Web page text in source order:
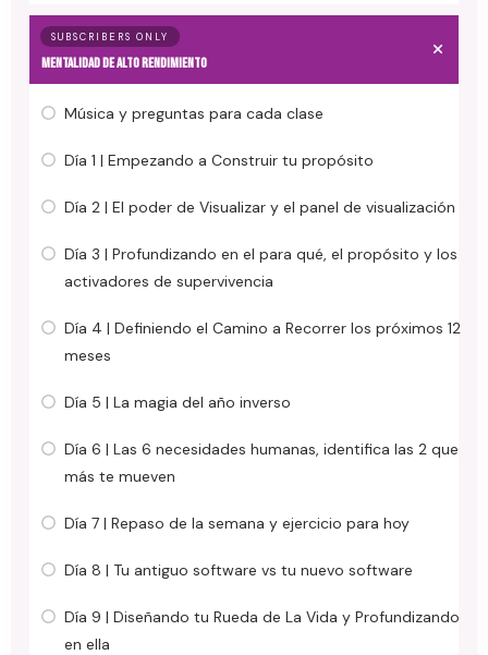
SUBSCRIBERS ONLY
MENTALIDAD DE ALTO RENDIMIENTO
Música y preguntas para cada clase
Día 1 | Empezando a Construir tu propósito
Día 2 | El poder de Visualizar y el panel de visualización
Día 3 | Profundizando en el para qué, el propósito y los
activadores de supervivencia
Día 4 | Definiendo el Camino a Recorrer los próximos 12
meses
Día 5 | La magia del año inverso
Día 6 | Las 6 necesidades humanas, identifica las 2 que
más te mueven
Día 7 | Repaso de la semana y ejercicio para hoy
Día 8 | Tu antiguo software vs tu nuevo software
Día 9 | Diseñando tu Rueda de La Vida y Profundizando
en ella